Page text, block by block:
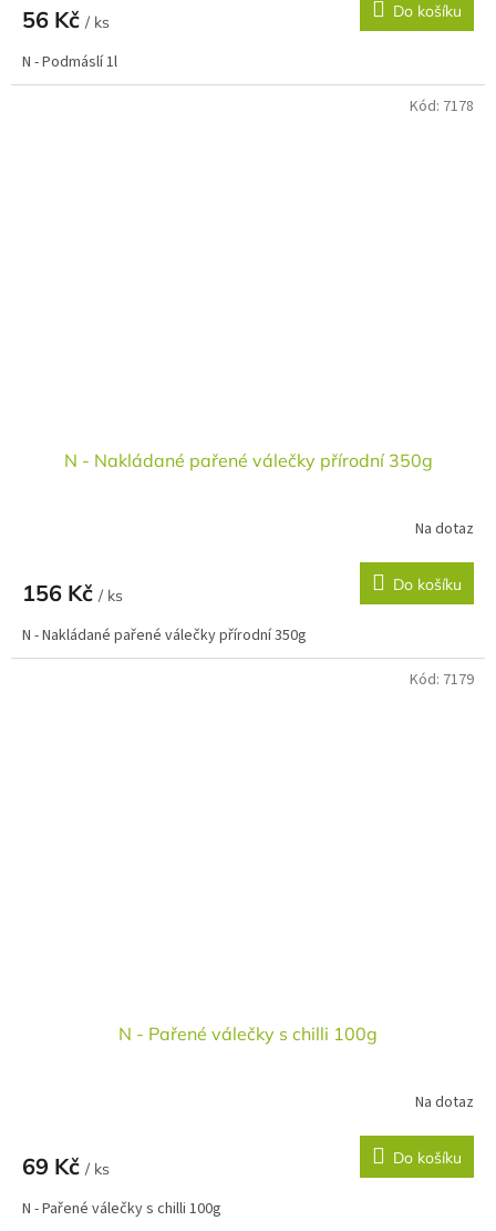
56 Kč / ks
Do košíku
N - Podmáslí 1l
N - Nakládané pařené válečky přírodní 350g
Na dotaz
156 Kč / ks
Do košíku
N - Nakládané pařené válečky přírodní 350g
Kód: 7178
N - Pařené válečky s chilli 100g
Na dotaz
69 Kč / ks
Do košíku
N - Pařené válečky s chilli 100g
Kód: 7179